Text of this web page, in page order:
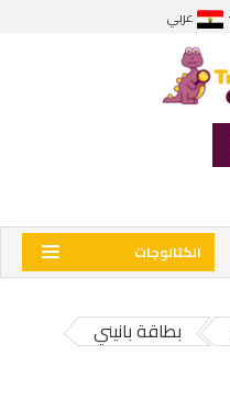
عربي
الكتالوجات
بطاقة بانيني